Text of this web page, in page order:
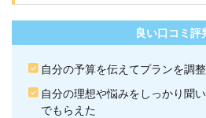
良い口コミ評
自分の予算を伝えてプランを調
自分の理想や悩みをしっかり聞
でもらえた